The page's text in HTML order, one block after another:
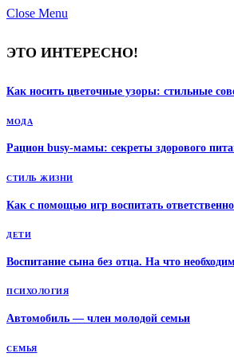
Close Menu
ЭТО ИНТЕРЕСНО!
Как носить цветочные узоры: стильные
МОДА
Рацион busy-мамы: секреты здорового
СТИЛЬ ЖИЗНИ
Как с помощью игр воспитать
ДЕТИ
Воспитание сына без отца. На что
ПСИХОЛОГИЯ
Автомобиль — член молодой семьи
СЕМЬЯ